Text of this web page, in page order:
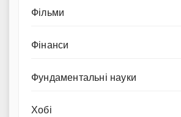
Фільми
Фінанси
Фундаментальні науки
Хобі